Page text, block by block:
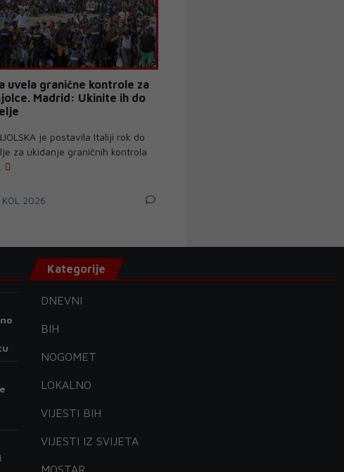
uvela granične kontrole za
Madrid: Ukinite ih do
je postavila Italiji rok do
za ukidanje graničnih kontrola
2026
Kategorije
DNEVNI
BIH
NOGOMET
LOKALNO
VIJESTI BIH
VIJESTI IZ SVIJETA
MOSTAR